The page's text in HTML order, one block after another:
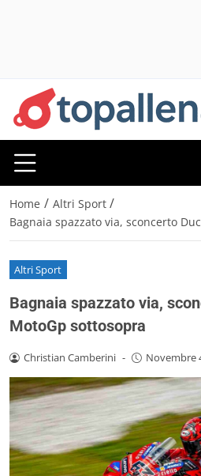
Home / Altri Sport /
Bagnaia spazzato via, sconcerto
Altri Sport
Bagnaia spazzato via,
MotoGp sottosopra
Christian Camberini - Novembre